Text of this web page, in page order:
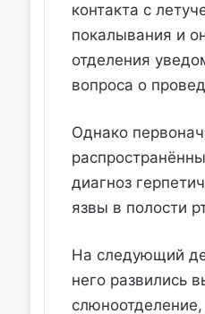
контакта с
покалывания и
отделения
вопроса о
Однако
диагноз
язвы в полости
На следующий
него развились